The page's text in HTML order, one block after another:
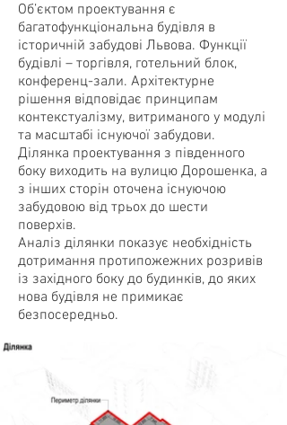
Об’єктом проектування є
багатофункціональна будівля в
історичній забудові Львова. Функції
будівлі – торгівля, готельний блок,
конференц-зали. Архітектурне
рішення відповідає принципам
контекстуалізму, витриманого у модулі
та масштабі існуючої забудови.
Ділянка проектування з південного
боку виходить на вулицю Дорошенка, а
з інших сторін оточена існуючою
забудовою від трьох до шести
поверхів.
Аналіз ділянки показує необхідність
дотримання протипожежних розривів
із західного боку до будинків, до яких
нова будівля не примикає
безпосередньо.